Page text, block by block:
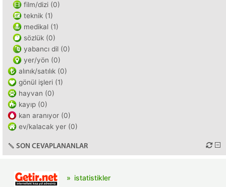
film/dizi (0)
teknik (1)
medikal (1)
sözlük (0)
yabancı dil (0)
yer/yön (0)
alınık/satılık (0)
gönül işleri (1)
hayvan (0)
kayıp (0)
kan aranıyor (0)
ev/kalacak yer (0)
SON CEVAPLANANLAR
istatistikler